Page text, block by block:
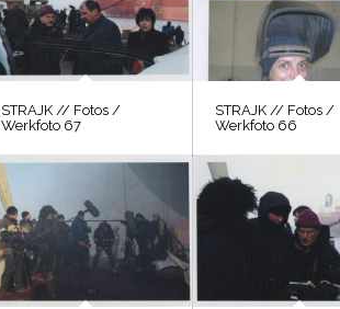
STRAJK // Fotos /
Werkfoto 67
STRAJK // Fotos /
Werkfoto 66